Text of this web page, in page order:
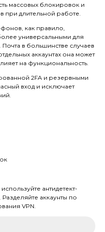
массовых блокировок и
при длительной работе.
как правило,
универсальными для
Почта в большинстве случаев
аккаунтах она может
на функциональность.
2FA и резервными
вход и исключает
антидетект-
аккаунты по
VPN.